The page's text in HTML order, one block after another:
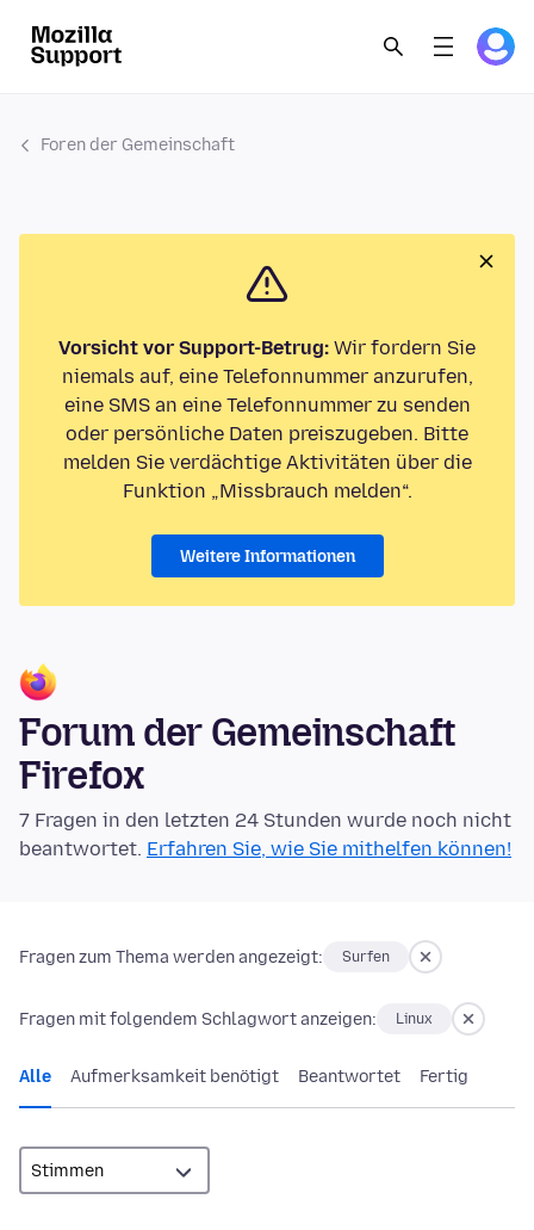
Foren der Gemeinschaft
Vorsicht vor Support-Betrug: Wir fordern Sie
niemals auf, eine Telefonnummer anzurufen,
eine SMS an eine Telefonnummer zu senden
oder persönliche Daten preiszugeben. Bitte
melden Sie verdächtige Aktivitäten über die
Funktion „Missbrauch melden“.
Weitere Informationen
Forum der Gemeinschaft
Firefox
7 Fragen in den letzten 24 Stunden wurde noch nicht
beantwortet. Erfahren Sie, wie Sie mithelfen können!
Fragen zum Thema werden angezeigt: Surfen
Fragen mit folgendem Schlagwort anzeigen: Linux
Alle Aufmerksamkeit benötigt Beantwortet Fertig